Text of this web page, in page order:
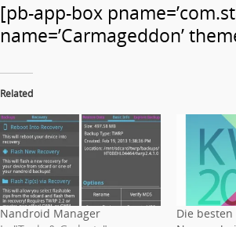
[pb-app-box
name=’Carmageddon’
Related
Nandroid Manager
Die besten